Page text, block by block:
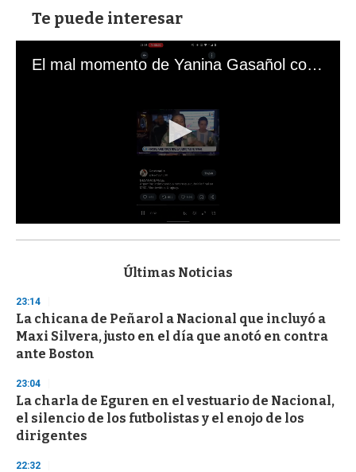
Te puede interesar
El mal momento de Yanina Gasañol con un hincha argentino en "Subrayado"
s
d
s
o
f
3
s
e
c
o
n
Últimas Noticias
23:14
La chicana de Peñarol a Nacional que incluyó a
Maxi Silvera, justo en el día que anotó en contra
ante Boston
23:04
La charla de Eguren en el vestuario de Nacional,
el silencio de los futbolistas y el enojo de los
dirigentes
22:32